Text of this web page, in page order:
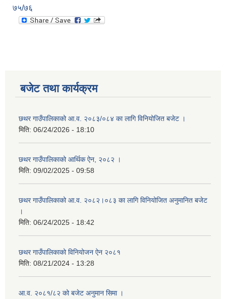
७५/७६
बजेट तथा कार्यक्रम
छथर गाउँपालिकाको आ.व. २०८३/०८४ का लागि विनियोजित बजेट ।
मिति: 06/24/2026 - 18:10
छथर गाउँपालिकाको आर्थिक ऐन, २०८२ ।
मिति: 09/02/2025 - 09:58
छथर गाउँपालिकाको आ.व. २०८२।०८३ का लागि विनियोजित अनुमानित बजेट
।
मिति: 06/24/2025 - 18:42
छथर गाउँपालिकाको विनियोजन ऐन २०८१
मिति: 08/21/2024 - 13:28
आ.व. २०८१/८२ को बजेट अनुमान सिमा ।